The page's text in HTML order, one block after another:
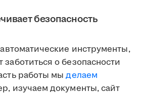
безопасность
инструменты,
о безопасности
работы мыделаем
изучаем документы, сайт